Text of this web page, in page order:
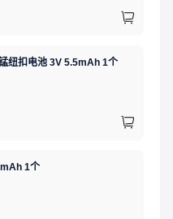
纽扣电池 3V 5.5mAh 1个
1个